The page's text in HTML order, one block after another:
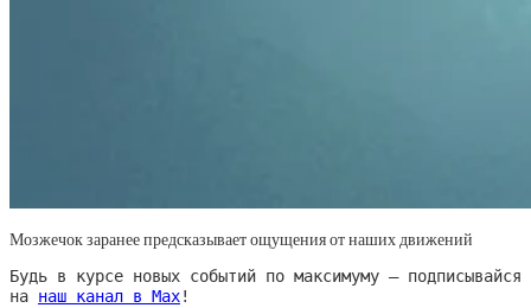
Мозжечок заранее предсказывает ощущения от наших движений
Будь в курсе новых событий по максимуму — подписывайся
на наш канал в Max!